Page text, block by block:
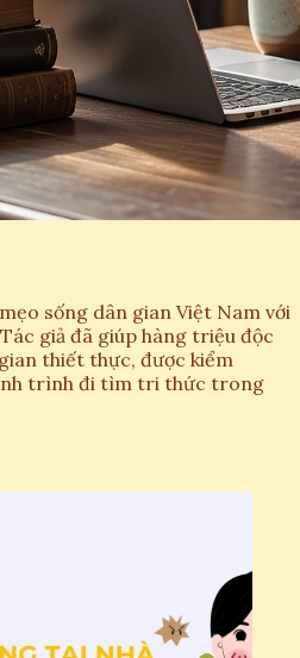
sống dân gian Việt Nam với
giả đã giúp hàng triệu độc
thiết thực, được kiểm
trình đi tìm tri thức trong